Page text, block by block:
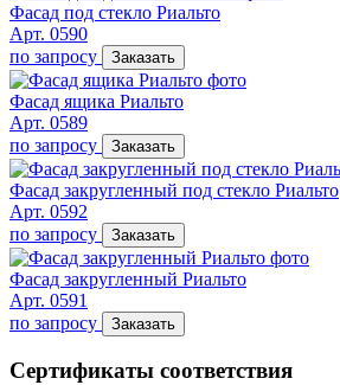
Фасад под стекло Риальто
Арт. 0590
по запросу
Заказать
Фасад ящика Риальто
Арт. 0589
по запросу
Заказать
Фасад закругленный под стекло Риальто
Арт. 0592
по запросу
Заказать
Фасад закругленный Риальто
Арт. 0591
по запросу
Заказать
Сертификаты соответствия